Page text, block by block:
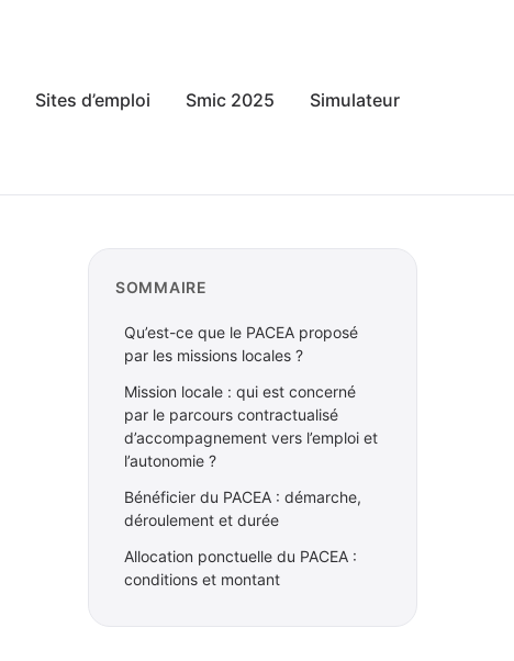
Sites d’emploi Smic 2025 Simulateur
SOMMAIRE
Qu’est-ce que le PACEA proposé
par les missions locales ?
Mission locale : qui est concerné
par le parcours contractualisé
d’accompagnement vers l’emploi et
l’autonomie ?
Bénéficier du PACEA : démarche,
déroulement et durée
Allocation ponctuelle du PACEA :
conditions et montant